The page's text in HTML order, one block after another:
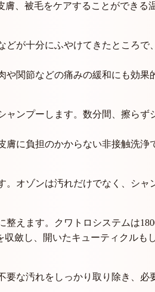
、被毛をケアすることができる
が十分にふやけてきたところ
関節などの痛みの緩和にも効果
ンプーします。数分間、擦ら
に負担のかからない非接触洗浄
オゾンは汚れだけでなく、シャ
えます。クワトロシステムは
斂し、開いたキューティクルも
な汚れをしっかり取り除き、